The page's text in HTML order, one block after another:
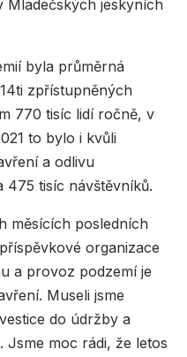
Mladečských jeskyních
byla průměrná
zpřístupněných
770 tisíc lidí ročně, v
to bylo i kvůli
a odlivu
475 tisíc návštěvníků.
měsících posledních
organizace
a provoz podzemí je
Museli jsme
do údržby a
Jsme moc rádi, že letos